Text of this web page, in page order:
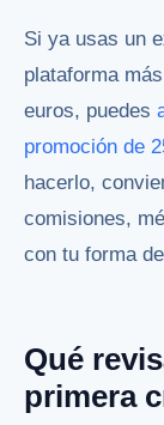
Si ya usas un
plataforma
euros, puedes
promoción de
hacerlo,
comisiones,
con tu forma
Qué
primera